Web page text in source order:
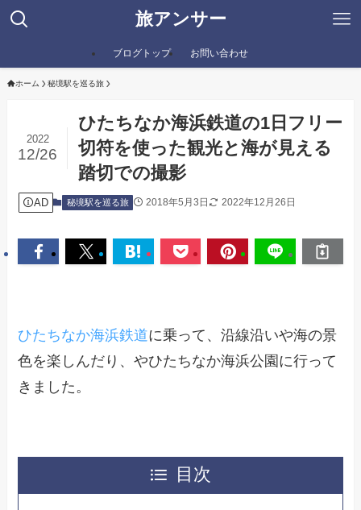
旅アンサー
ブログトップ お問い合わせ
ホーム 秘境駅を巡る旅
ひたちなか海浜鉄道の1日フリー
切符を使った観光と海が見える
踏切での撮影
2022
12/26
AD 秘境駅を巡る旅 2018年5月3日 2022年12月26日
ひたちなか海浜鉄道に乗って、沿線沿いや海の景
色を楽しんだり、やひたちなか海浜公園に行って
きました。
目次